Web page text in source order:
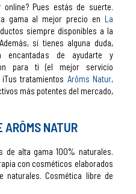
online? Pues estás de suerte.
gama al mejor precio en La
siempre disponibles a la
si tienes alguna duda,
encantadas de ayudarte y
para ti (el mejor servicio
tratamientos Arôms Natur,
más potentes del mercado,
ARÔMS NATUR
alta gama 100% naturales.
con cosméticos elaborados
naturales. Cosmética libre de